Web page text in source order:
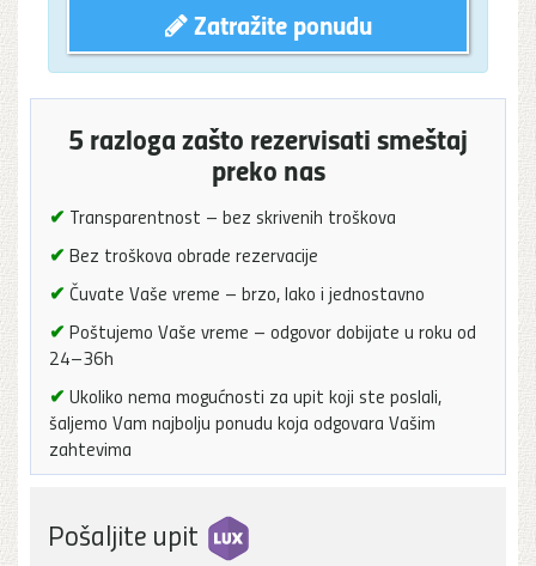
Zatražite ponudu
5 razloga zašto rezervisati smeštaj
preko nas
✔ Transparentnost – bez skrivenih troškova
✔ Bez troškova obrade rezervacije
✔ Čuvate Vaše vreme – brzo, lako i jednostavno
✔ Poštujemo Vaše vreme – odgovor dobijate u roku od
24–36h
✔ Ukoliko nema mogućnosti za upit koji ste poslali,
šaljemo Vam najbolju ponudu koja odgovara Vašim
zahtevima
Pošaljite upit